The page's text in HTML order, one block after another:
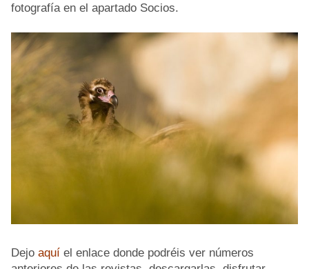
fotografía en el apartado Socios.
Dejo aquí el enlace donde podréis ver números